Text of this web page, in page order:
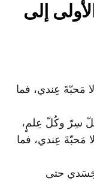
إلى
مَحبّةَ عِندي، فما
كُلّ سِرّ وكُلّ عِلمٍ،
مَحبّةَ عِندي، فما
جَسَدي حتى